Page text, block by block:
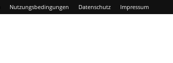
Nutzungsbedingungen Datenschutz Impressum